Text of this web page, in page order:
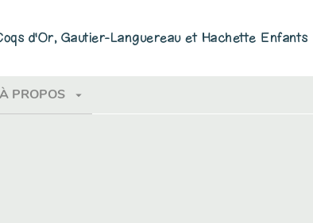
d'Or, Gautier-Languereau et Hachette Enfants
À PROPOS arrow_drop_down